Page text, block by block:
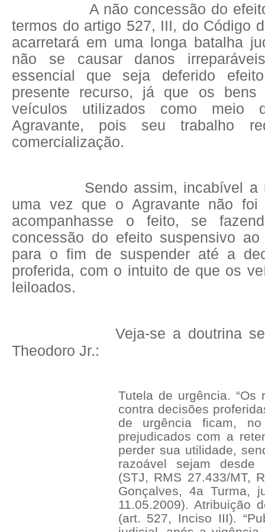
A não concessão do
termos do artigo 527, III, do Código
acarretará em uma longa batalha
não se causar danos
essencial que seja deferido
presente recurso, já que os bens
veículos utilizados como meio
Agravante, pois seu trabalho
comercialização.
Sendo assim, incabível a
uma vez que o Agravante não foi
acompanhasse o feito, se
concessão do efeito suspensivo
para o fim de suspender até a
proferida, com o intuito de que os
leiloados.
Veja-se a doutrina
Theodoro Jr.:
Tutela de urgência. “Os
contra decisões
de urgência ficam,
prejudicados com a
perder sua utilidade,
razoável sejam desde
(STJ, RMS 27.433/MT,
Gonçalves, 4a Turma,
11.05.2009). Atribuição
(art. 527, Inciso III).